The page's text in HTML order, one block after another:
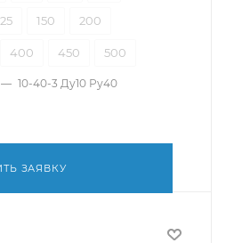
150 200
400 450 500
— 10-40-3 Ду10 Ру40
ЗАЯВКУ